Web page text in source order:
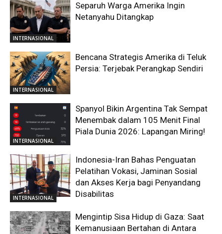
INTERNASIONAL
Separuh Warga Amerika Ingin
Netanyahu Ditangkap
INTERNASIONAL
Bencana Strategis Amerika di Teluk
Persia: Terjebak Perangkap Sendiri
INTERNASIONAL
Spanyol Bikin Argentina Tak Sempat
Menembak dalam 105 Menit Final
Piala Dunia 2026: Lapangan Miring!
INTERNASIONAL
Indonesia-Iran Bahas Penguatan
Pelatihan Vokasi, Jaminan Sosial
dan Akses Kerja bagi Penyandang
Disabilitas
Mengintip Sisa Hidup di Gaza: Saat
Kemanusiaan Bertahan di Antara